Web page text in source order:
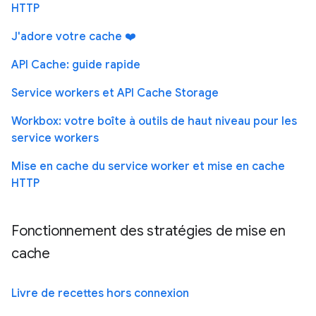
HTTP
J'adore votre cache ❤️
API Cache: guide rapide
Service workers et API Cache Storage
Workbox: votre boîte à outils de haut niveau pour les
service workers
Mise en cache du service worker et mise en cache
HTTP
Fonctionnement des stratégies de mise en
cache
Livre de recettes hors connexion